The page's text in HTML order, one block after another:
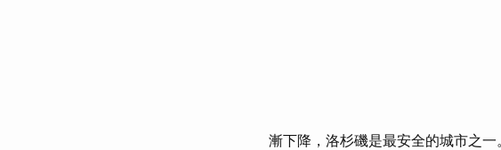
漸下降，洛杉磯是最安全的城市之一